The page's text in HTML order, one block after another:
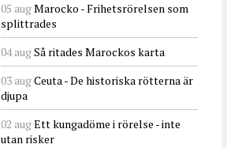
05 augMarocko - Frihetsrörelsen som
splittrades
04 augSå ritades Marockos karta
03 augCeuta - De historiska rötterna är
djupa
02 augEtt kungadöme i rörelse - inte
utan risker